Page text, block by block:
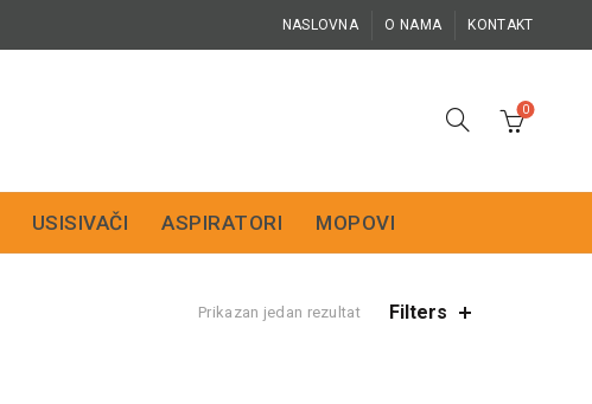
NASLOVNA O NAMA KONTAKT
0
USISIVAČI ASPIRATORI MOPOVI
Prikazan jedan rezultat Filters